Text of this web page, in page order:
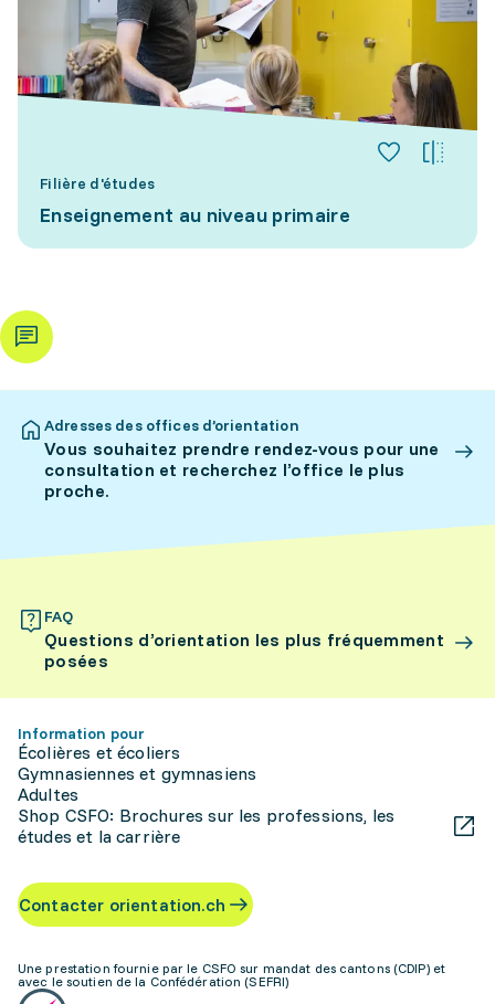
Filière d'études
Enseignement au niveau primaire
Adresses des offices d’orientation
Vous souhaitez prendre rendez-vous pour une
consultation et recherchez l’office le plus
proche.
FAQ
Questions d’orientation les plus fréquemment
posées
Information pour
Écolières et écoliers
Gymnasiennes et gymnasiens
Adultes
Shop CSFO: Brochures sur les professions, les
études et la carrière
Contacter orientation.ch
Une prestation fournie par le CSFO sur mandat des cantons (CDIP) et
avec le soutien de la Confédération (SEFRI)